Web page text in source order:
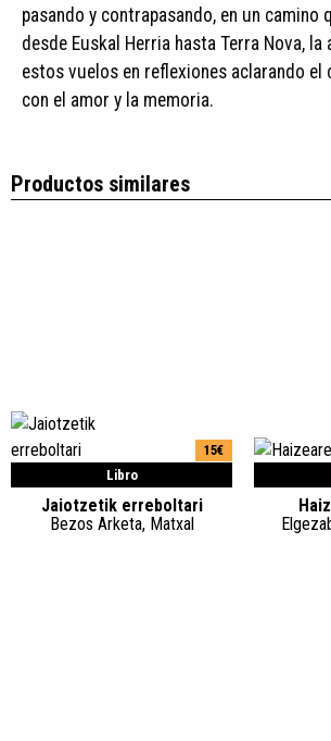
pasando y contrapasando, en un camino
desde Euskal Herria hasta Terra Nova,
estos vuelos en reflexiones aclarando el
con el amor y la memoria.
Productos similares
Libro
15€
Jaiotzetik erreboltari
Bezos Arketa, Matxal